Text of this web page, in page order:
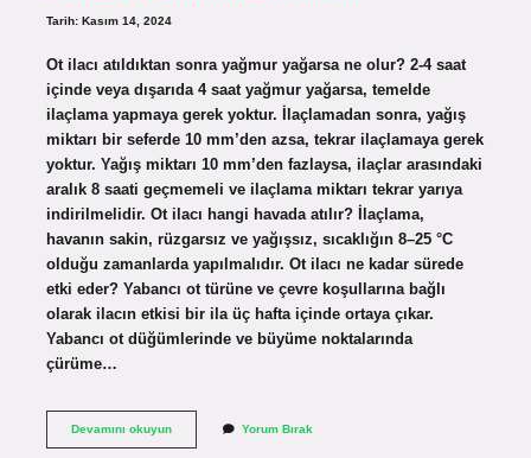
Tarih: Kasım 14, 2024
Ot ilacı atıldıktan sonra yağmur yağarsa ne olur? 2-4 saat
içinde veya dışarıda 4 saat yağmur yağarsa, temelde
ilaçlama yapmaya gerek yoktur. İlaçlamadan sonra, yağış
miktarı bir seferde 10 mm’den azsa, tekrar ilaçlamaya gerek
yoktur. Yağış miktarı 10 mm’den fazlaysa, ilaçlar arasındaki
aralık 8 saati geçmemeli ve ilaçlama miktarı tekrar yarıya
indirilmelidir. Ot ilacı hangi havada atılır? İlaçlama,
havanın sakin, rüzgarsız ve yağışsız, sıcaklığın 8–25 °C
olduğu zamanlarda yapılmalıdır. Ot ilacı ne kadar sürede
etki eder? Yabancı ot türüne ve çevre koşullarına bağlı
olarak ilacın etkisi bir ila üç hafta içinde ortaya çıkar.
Yabancı ot düğümlerinde ve büyüme noktalarında
çürüme…
Devamını okuyunOt
Yorum Bırak